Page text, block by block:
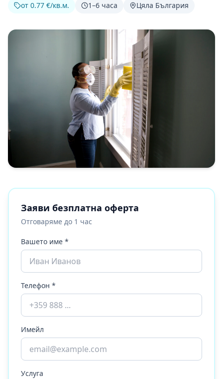
от 0.77 €/кв.м. 1–6 часа Цяла България
Заяви безплатна оферта
Отговаряме до 1 час
Вашето име *
Телефон *
Имейл
Услуга